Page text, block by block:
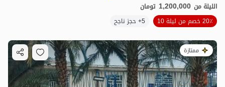
الليلة من 1,200,000 تومان
20٪ خصم من ليلة 10
5+ حجز ناجح
ممتازة